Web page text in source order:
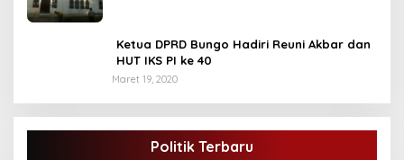
Ketua DPRD Bungo Hadiri Reuni Akbar dan
HUT IKS PI ke 40
Maret 19, 2020
Politik Terbaru
DPD Partai Golkar,Muscam Ke-X Dalam
Rangka Pemilihan Ketua PK.
Juli 5, 2021